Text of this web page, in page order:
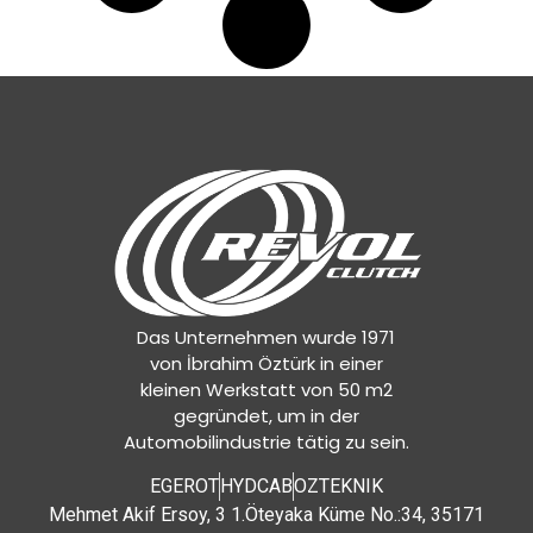
Das Unternehmen wurde 1971
von İbrahim Öztürk in einer
kleinen Werkstatt von 50 m2
gegründet, um in der
Automobilindustrie tätig zu sein.
EGEROTHYDCABOZTEKNIK
Mehmet Akif Ersoy, 3 1.Öteyaka Küme No.:34, 35171